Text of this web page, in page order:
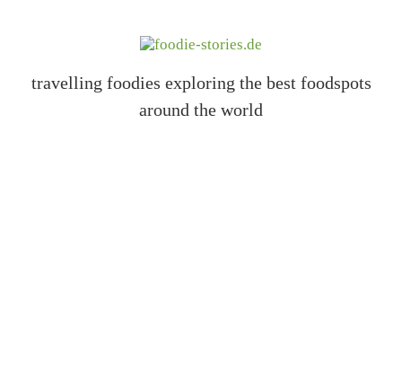
travelling foodies exploring the best foodspots
around the world